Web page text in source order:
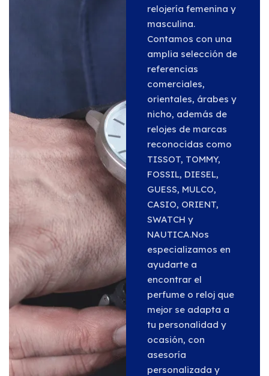
relojería femenina y
masculina.
Contamos con una
amplia selección de
referencias
comerciales,
orientales, árabes y
nicho, además de
relojes de marcas
reconocidas como
TISSOT, TOMMY,
FOSSIL, DIESEL,
GUESS, MULCO,
CASIO, ORIENT,
SWATCH y
NAUTICA.Nos
especializamos en
ayudarte a
encontrar el
perfume o reloj que
mejor se adapta a
tu personalidad y
ocasión, con
asesoría
personalizada y